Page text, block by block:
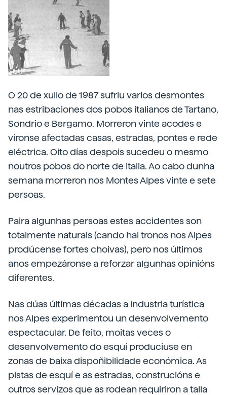
O 20 de xullo de 1987 sufriu varios desmontes
nas estribaciones dos pobos italianos de Tartano,
Sondrio e Bergamo. Morreron vinte acodes e
víronse afectadas casas, estradas, pontes e rede
eléctrica. Oito días despois sucedeu o mesmo
noutros pobos do norte de Italia. Ao cabo dunha
semana morreron nos Montes Alpes vinte e sete
persoas.
Paira algunhas persoas estes accidentes son
totalmente naturais (cando hai tronos nos Alpes
prodúcense fortes choivas), pero nos últimos
anos empezáronse a reforzar algunhas opinións
diferentes.
Nas dúas últimas décadas a industria turística
nos Alpes experimentou un desenvolvemento
espectacular. De feito, moitas veces o
desenvolvemento do esquí produciuse en
zonas de baixa dispoñibilidade económica. As
pistas de esquí e as estradas, construcións e
outros servizos que as rodean requiriron a talla